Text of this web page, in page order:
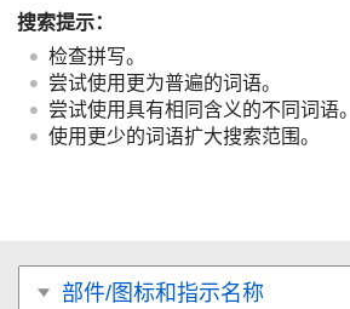
搜索提示：
检查拼写。
尝试使用更为普遍的词语。
尝试使用具有相同含义的不同词语。
使用更少的词语扩大搜索范围。
部件/图标和指示名称